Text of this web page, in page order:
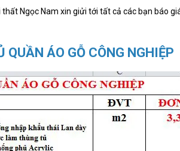
Ngọc Nam xin giửi tới tất cả các bạn báo
QUẦN ÁO GỖ CÔNG NGHIỆP